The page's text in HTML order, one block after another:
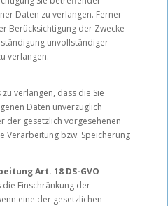
Daten zu verlangen. Ferner
Berücksichtigung der Zwecke
unvollständiger
verlangen.
verlangen, dass die Sie
Daten unverzüglich
der gesetzlich vorgesehenen
Verarbeitung bzw. Speicherung
Art. 18 DS-GVO
die Einschränkung der
eine der gesetzlichen